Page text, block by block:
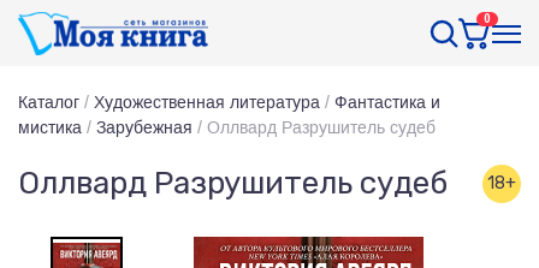
0
Каталог / Художественная литература / Фантастика и
мистика / Зарубежная / Оллвард Разрушитель судеб
Оллвард Разрушитель судеб 18+